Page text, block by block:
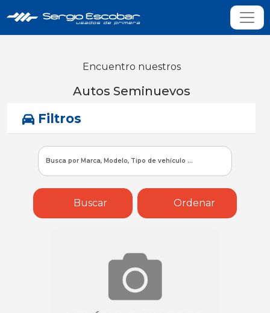
Encuentro nuestros
Autos Seminuevos
Filtros
Buscar Ordenar